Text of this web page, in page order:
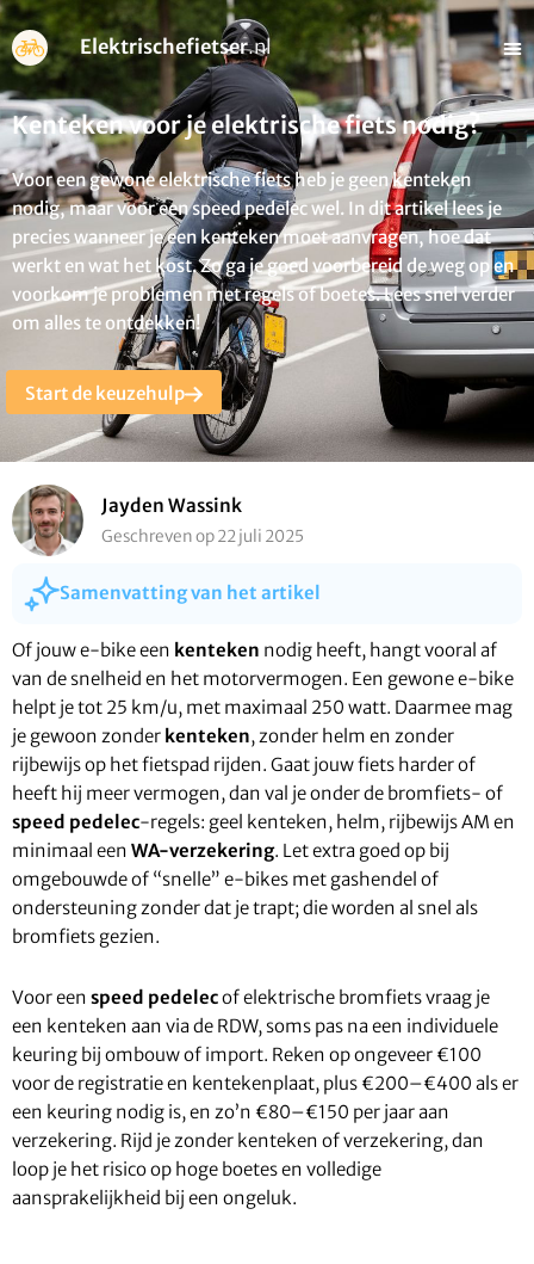
Elektrischefietser.nl
Kenteken voor je elektrische fiets nodig?
Voor een gewone elektrische fiets heb je geen kenteken
nodig, maar voor een speed pedelec wel. In dit artikel lees je
precies wanneer je een kenteken moet aanvragen, hoe dat
werkt en wat het kost. Zo ga je goed voorbereid de weg op en
voorkom je problemen met regels of boetes. Lees snel verder
om alles te ontdekken!
Start de keuzehulp
Jayden Wassink
Geschreven op 22 juli 2025
Samenvatting van het artikel
Of jouw e-bike een kenteken nodig heeft, hangt vooral af
van de snelheid en het motorvermogen. Een gewone e-bike
helpt je tot 25 km/u, met maximaal 250 watt. Daarmee mag
je gewoon zonder kenteken, zonder helm en zonder
rijbewijs op het fietspad rijden. Gaat jouw fiets harder of
heeft hij meer vermogen, dan val je onder de bromfiets- of
speed pedelec-regels: geel kenteken, helm, rijbewijs AM en
minimaal een WA-verzekering. Let extra goed op bij
omgebouwde of “snelle” e-bikes met gashendel of
ondersteuning zonder dat je trapt; die worden al snel als
bromfiets gezien.
Voor een speed pedelecof elektrische bromfiets vraag je
een kenteken aan via de RDW, soms pas na een individuele
keuring bij ombouw of import. Reken op ongeveer €100
voor de registratie en kentekenplaat, plus €200–€400 als er
een keuring nodig is, en zo’n €80–€150 per jaar aan
verzekering. Rijd je zonder kenteken of verzekering, dan
loop je het risico op hoge boetes en volledige
aansprakelijkheid bij een ongeluk.